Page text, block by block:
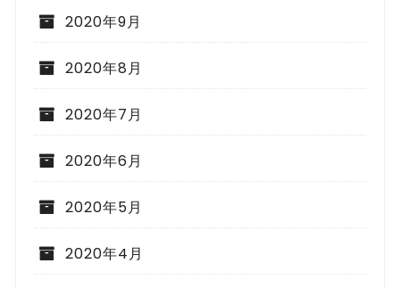
2020年9月
2020年8月
2020年7月
2020年6月
2020年5月
2020年4月